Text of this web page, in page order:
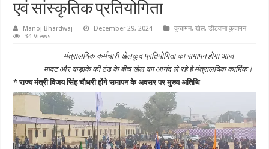
एवं सांस्कृतिक प्रतियोगिता
Manoj Bhardwaj December 29, 2024 कुचामन,खेल,डीडवाना कुचामन
34 Views
मंत्रालयिक कर्मचारी खेलकूद प्रतियोगिता का समापन होगा आज
मावट और कड़ाके की ठंड के बीच खेल का आनंद ले रहे है मंत्रालयिक कार्मिक।
*राज्य मंत्री विजय सिंह चौधरी होंगे समापन के अवसर पर मुख्य अतिथि